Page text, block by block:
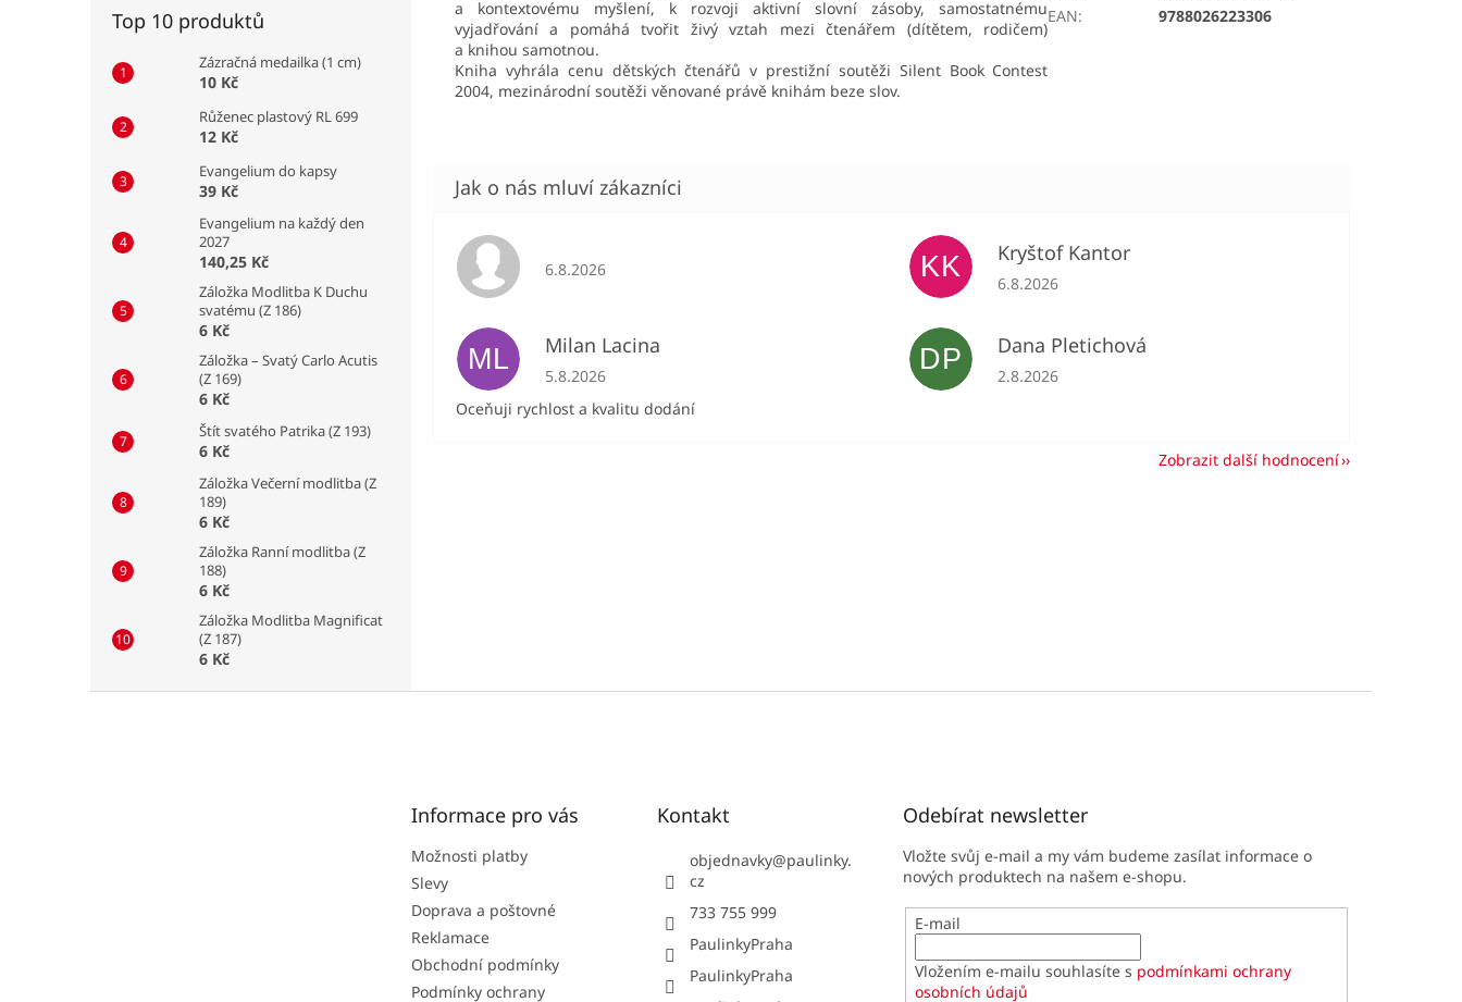
Top 10 produktů
Zázračná medailka (1 cm)
10 Kč
Růženec plastový RL 699
12 Kč
Evangelium do kapsy
39 Kč
Evangelium na každý den
2027
140,25 Kč
Záložka Modlitba K Duchu
svatému (Z 186)
6 Kč
Záložka – Svatý Carlo Acutis
(Z 169)
6 Kč
Štít svatého Patrika (Z 193)
6 Kč
Záložka Večerní modlitba (Z
189)
6 Kč
Záložka Ranní modlitba (Z
188)
6 Kč
Záložka Modlitba Magnificat
(Z 187)
6 Kč
a kontextovému myšlení, k rozvoji aktivní slovní zásoby, samostatnému
vyjadřování a pomáhá tvořit živý vztah mezi čtenářem (dítětem, rodičem)
a knihou samotnou.
Kniha vyhrála cenu dětských čtenářů v prestižní soutěži Silent Book Contest
2004, mezinárodní soutěži věnované právě knihám beze slov.
EAN: 9788026223306
Hodnocení obchodu je 5 z 5 hvězdiček.
6.8.2026 KK Kryštof Kantor
Hodnocení obchodu je 5 z 5 hvězdiček.
6.8.2026
ML Milan Lacina
Hodnocení obchodu je 5 z 5 hvězdiček.
5.8.2026
Oceňuji rychlost a kvalitu dodání
DP Dana Pletichová
Hodnocení obchodu je 5 z 5 hvězdiček.
2.8.2026
Zobrazit další hodnocení
Informace pro vás
Možnosti platby
Slevy
Doprava a poštovné
Reklamace
Obchodní podmínky
Podmínky ochrany
Kontakt
objednavky@paulinky.
cz
733 755 999
PaulinkyPraha
PaulinkyPraha
Odebírat newsletter
Vložte svůj e-mail a my vám budeme zasílat informace o
nových produktech na našem e-shopu.
E-mail
Vložením e-mailu souhlasíte s podmínkami ochrany
osobních údajů